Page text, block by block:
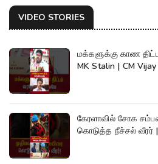
VIDEO STORIES
மக்களுக்கு காண திட்டம்
MK Stalin | CM
கேரளாவில் சோக
கொடுத்த நீச்சல் வீரர்